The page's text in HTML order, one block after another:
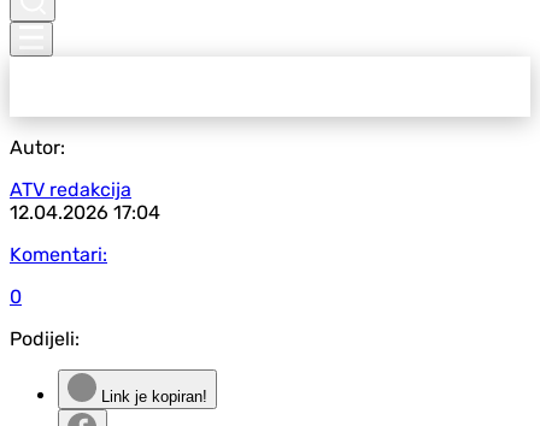
Autor:
ATV redakcija
12.04.2026 17:04
Komentari:
0
Podijeli:
Link je kopiran!